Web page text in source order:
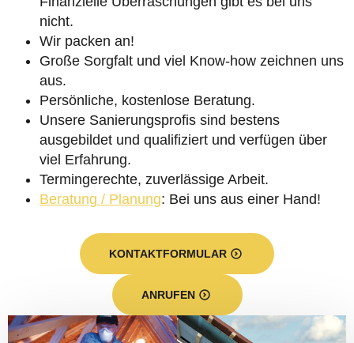
nicht.
Wir packen an!
Große Sorgfalt und viel Know-how zeichnen uns
aus.
Persönliche, kostenlose Beratung.
Unsere Sanierungsprofis sind bestens
ausgebildet und qualifiziert und verfügen über
viel Erfahrung.
Termingerechte, zuverlässige Arbeit.
Beratung / Planung: Bei uns aus einer Hand!
KONTAKTFORMULAR
ANRUFEN